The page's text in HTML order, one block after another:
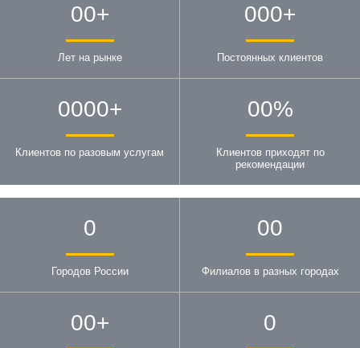
00+
Лет на рынке
000+
Постоянных клиентов
0000+
Клиентов по разовым услугам
00%
Клиентов приходят по
рекомендации
0
Городов России
00
Филиалов в разных городах
00+ 0